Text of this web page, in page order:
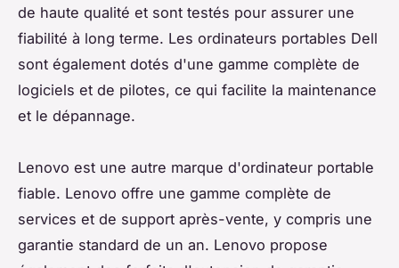
de haute qualité et sont testés pour assurer une
fiabilité à long terme. Les ordinateurs portables Dell
sont également dotés d'une gamme complète de
logiciels et de pilotes, ce qui facilite la maintenance
et le dépannage.
Lenovo est une autre marque d'ordinateur portable
fiable. Lenovo offre une gamme complète de
services et de support après-vente, y compris une
garantie standard de un an. Lenovo propose